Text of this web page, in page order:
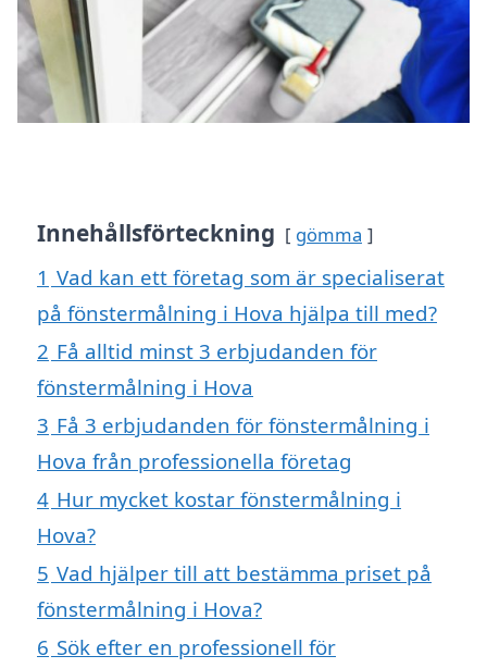
Innehållsförteckning gömma
1 Vad kan ett företag som är specialiserat
på fönstermålning i Hova hjälpa till med?
2 Få alltid minst 3 erbjudanden för
fönstermålning i Hova
3 Få 3 erbjudanden för fönstermålning i
Hova från professionella företag
4 Hur mycket kostar fönstermålning i
Hova?
5 Vad hjälper till att bestämma priset på
fönstermålning i Hova?
6 Sök efter en professionell för